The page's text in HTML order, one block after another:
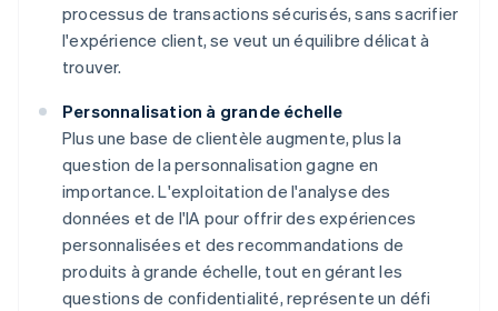
processus de transactions sécurisés, sans sacrifier
l'expérience client, se veut un équilibre délicat à
trouver.
Personnalisation à grande échelle
Plus une base de clientèle augmente, plus la
question de la personnalisation gagne en
importance. L'exploitation de l'analyse des
données et de l'IA pour offrir des expériences
personnalisées et des recommandations de
produits à grande échelle, tout en gérant les
questions de confidentialité, représente un défi